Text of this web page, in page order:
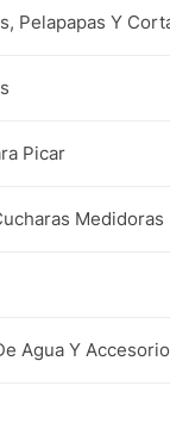
Pelapapas Y
Picar
Medidoras
Agua Y